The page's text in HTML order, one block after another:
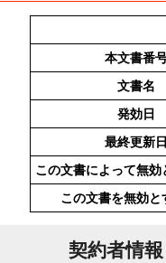
本文書番
文書名
発効日
最終更新日
この文書によって無効
この文書を無効と
契約者情